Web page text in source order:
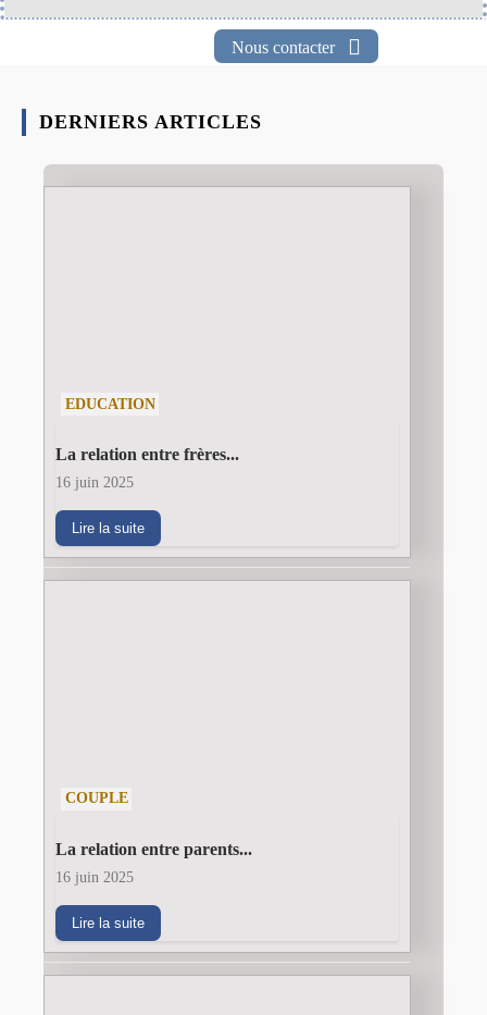
Nous contacter
DERNIERS ARTICLES
EDUCATION
La relation entre frères...
16 juin 2025
Lire la suite
COUPLE
La relation entre parents...
16 juin 2025
Lire la suite